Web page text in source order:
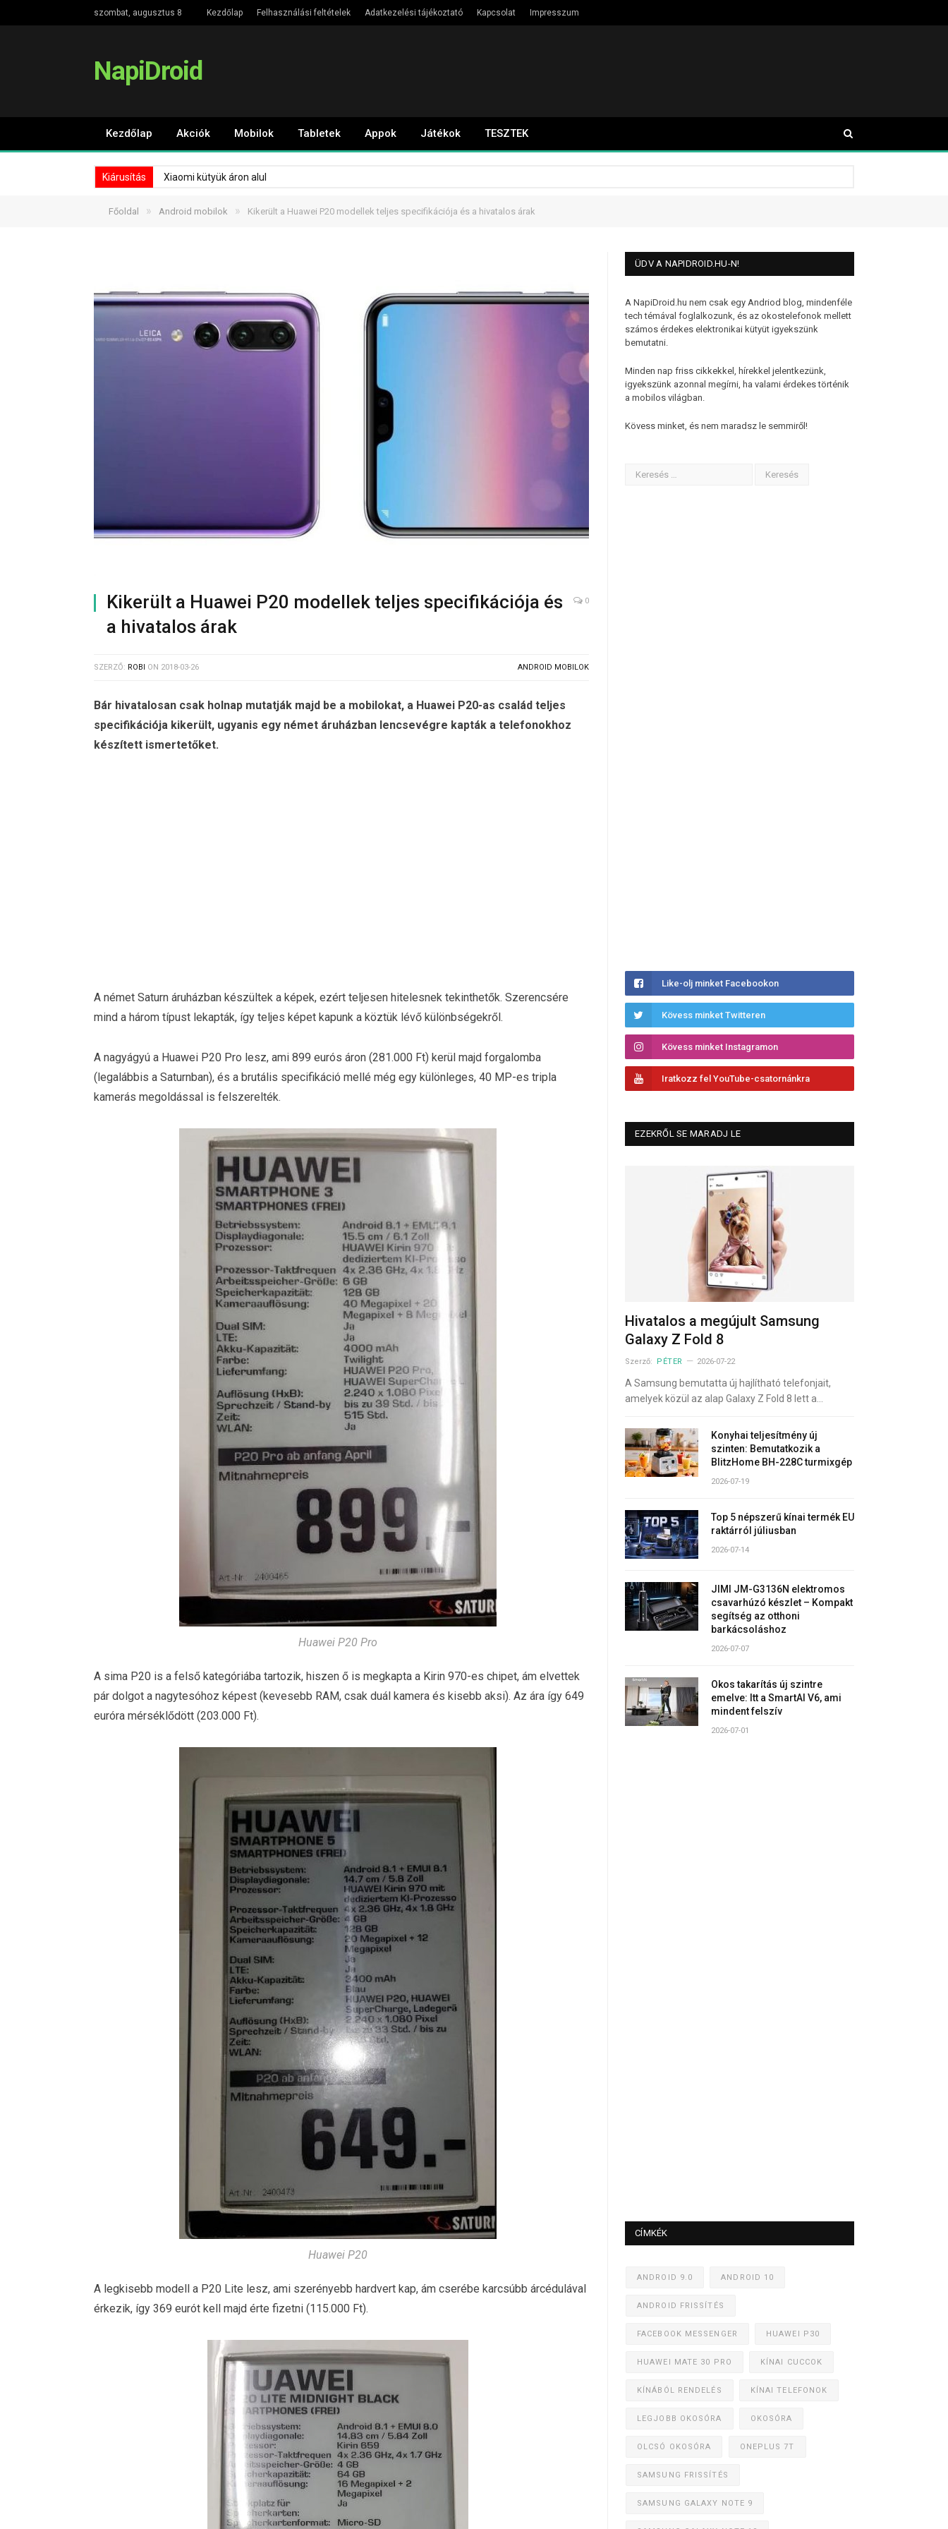
szombat, augusztus 8 Kezdőlap Felhasználási feltételek Adatkezelési tájékoztató Kapcsolat Impresszum
NapiDroid
Kezdőlap Akciók Mobilok Tabletek Appok Játékok TESZTEK
Kiárusítás Xiaomi kütyük áron alul
Főoldal » Android mobilok » Kikerült a Huawei P20 modellek teljes specifikációja és a hivatalos árak
Kikerült a Huawei P20 modellek teljes specifikációja és
a hivatalos árak
0
SZERZŐ: ROBI ON 2018-03-26 ANDROID MOBILOK
Bár hivatalosan csak holnap mutatják majd be a mobilokat, a Huawei P20-as család teljes
specifikációja kikerült, ugyanis egy német áruházban lencsevégre kapták a telefonokhoz
készített ismertetőket.
A német Saturn áruházban készültek a képek, ezért teljesen hitelesnek tekinthetők. Szerencsére
mind a három típust lekapták, így teljes képet kapunk a köztük lévő különbségekről.
A nagyágyú a Huawei P20 Pro lesz, ami 899 eurós áron (281.000 Ft) kerül majd forgalomba
(legalábbis a Saturnban), és a brutális specifikáció mellé még egy különleges, 40 MP-es tripla
kamerás megoldással is felszerelték.
Huawei P20 Pro
A sima P20 is a felső kategóriába tartozik, hiszen ő is megkapta a Kirin 970-es chipet, ám elvettek
pár dolgot a nagytesóhoz képest (kevesebb RAM, csak duál kamera és kisebb aksi). Az ára így 649
euróra mérséklődött (203.000 Ft).
Huawei P20
A legkisebb modell a P20 Lite lesz, ami szerényebb hardvert kap, ám cserébe karcsúbb árcédulával
érkezik, így 369 eurót kell majd érte fizetni (115.000 Ft).
ÜDV A NAPIDROID.HU-N!
A NapiDroid.hu nem csak egy Andriod blog, mindenféle
tech témával foglalkozunk, és az okostelefonok mellett
számos érdekes elektronikai kütyüt igyekszünk
bemutatni.
Minden nap friss cikkekkel, hírekkel jelentkezünk,
igyekszünk azonnal megírni, ha valami érdekes történik
a mobilos világban.
Kövess minket, és nem maradsz le semmiről!
Like-olj minket Facebookon
Kövess minket Twitteren
Kövess minket Instagramon
Iratkozz fel YouTube-csatornánkra
EZEKRŐL SE MARADJ LE
Hivatalos a megújult Samsung
Galaxy Z Fold 8
Szerző: PÉTER 2026-07-22
A Samsung bemutatta új hajlítható telefonjait,
amelyek közül az alap Galaxy Z Fold 8 lett a…
Konyhai teljesítmény új
szinten: Bemutatkozik a
BlitzHome BH-228C turmixgép
2026-07-19
Top 5 népszerű kínai termék EU
raktárról júliusban
2026-07-14
JIMI JM-G3136N elektromos
csavarhúzó készlet – Kompakt
segítség az otthoni
barkácsoláshoz
2026-07-07
Okos takarítás új szintre
emelve: Itt a SmartAI V6, ami
mindent felszív
2026-07-01
CÍMKÉK
ANDROID 9.0 ANDROID 10
ANDROID FRISSÍTÉS
FACEBOOK MESSENGER HUAWEI P30
HUAWEI MATE 30 PRO KÍNAI CUCCOK
KÍNÁBÓL RENDELÉS KÍNAI TELEFONOK
LEGJOBB OKOSÓRA OKOSÓRA
OLCSÓ OKOSÓRA ONEPLUS 7T
SAMSUNG FRISSÍTÉS
SAMSUNG GALAXY NOTE 9